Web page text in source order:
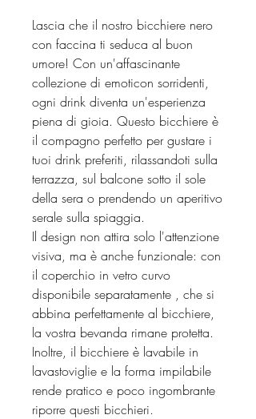
Lascia che il nostro bicchiere nero
con faccina ti seduca al buon
umore! Con un'affascinante
collezione di emoticon sorridenti,
ogni drink diventa un'esperienza
piena di gioia. Questo bicchiere è
il compagno perfetto per gustare i
tuoi drink preferiti, rilassandoti sulla
terrazza, sul balcone sotto il sole
della sera o prendendo un aperitivo
serale sulla spiaggia.
Il design non attira solo l'attenzione
visiva, ma è anche funzionale: con
il coperchio in vetro curvo
disponibile separatamente , che si
abbina perfettamente al bicchiere,
la vostra bevanda rimane protetta.
Inoltre, il bicchiere è lavabile in
lavastoviglie e la forma impilabile
rende pratico e poco ingombrante
riporre questi bicchieri.